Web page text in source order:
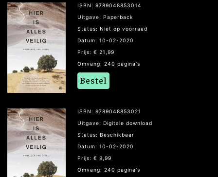
ISBN: 9789048853014
Uitgave: Paperback
Status: Niet op voorraad
Datum: 10-02-2020
Prijs: € 21,99
Omvang: 240 pagina's
Bestel
ISBN: 9789048853021
Uitgave: Digitale download
Status: Beschikbaar
Datum: 10-02-2020
Prijs: € 9,99
Omvang: 240 pagina's